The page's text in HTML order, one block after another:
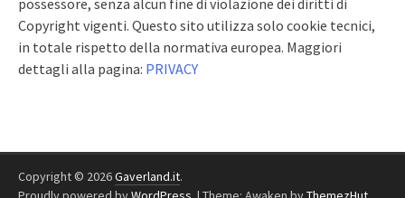
Copyright vigenti. Questo sito utilizza solo cookie tecnici,
in totale rispetto della normativa europea. Maggiori
dettagli alla pagina: PRIVACY
Copyright © 2026Gaverland.it.